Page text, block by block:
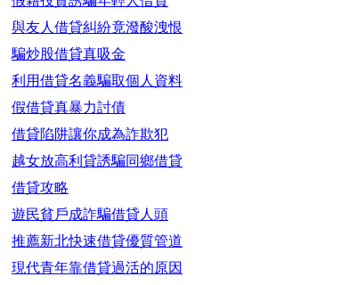
與友人借貸糾紛竟潑酸洩恨
騙炒股借貸真吸金
利用借貸名義騙取個人資料
假借貸真暴力討債
借貸陷阱讓你成為詐欺犯
越女放高利貸誘騙同鄉借貸
借貸攻略
遊民貧戶成詐騙借貸人頭
推薦新北快速借貸優質管道
現代青年靠借貸過活的原因